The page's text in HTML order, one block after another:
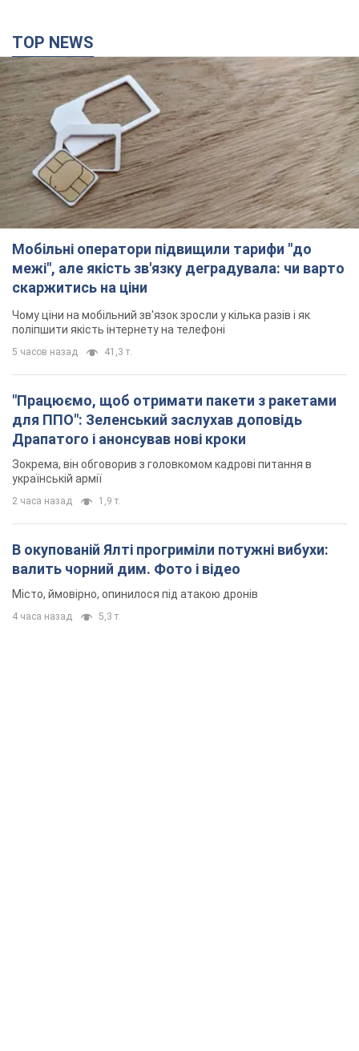
TOP NEWS
Мобільні оператори підвищили тарифи "до
межі", але якість зв'язку деградувала: чи варто
скаржитись на ціни
Чому ціни на мобільний зв'язок зросли у кілька разів і як
поліпшити якість інтернету на телефоні
5 часов назад 41,3 т.
"Працюємо, щоб отримати пакети з ракетами
для ППО": Зеленський заслухав доповідь
Драпатого і анонсував нові кроки
Зокрема, він обговорив з головкомом кадрові питання в
українській армії
2 часа назад 1,9 т.
В окупованій Ялті прогриміли потужні вибухи:
валить чорний дим. Фото і відео
Місто, ймовірно, опинилося під атакою дронів
4 часа назад 5,3 т.